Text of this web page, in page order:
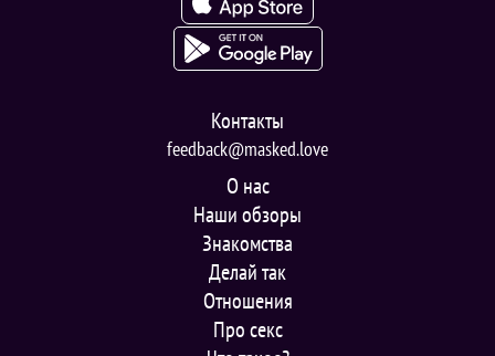
Контакты
feedback@masked.love
О нас
Наши обзоры
Знакомства
Делай так
Отношения
Про секс